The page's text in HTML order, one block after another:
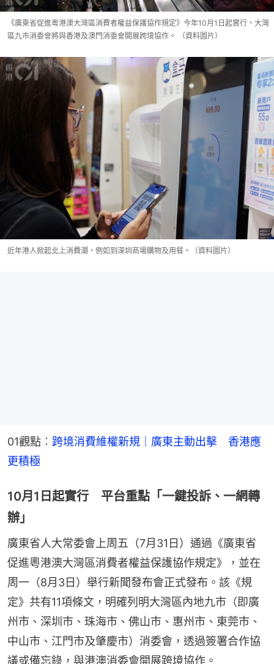
《廣東省促進粵港澳大灣區消費者權益保護協作規定》今年10月1日起實行，大灣
區九市消委會將與香港及澳門消委會開展跨境協作。 （資料圖片）
近年港人掀起北上消費潮，例如到深圳商場購物及用餐。（資料圖片）
01觀點︰ 跨境消費維權新規｜廣東主動出擊　香港應
更積極
10月1日起實行 平台重點「一鍵投訴、一網轉
辦」
廣東省人大常委會上周五（7月31日）通過《廣東省
促進粵港澳大灣區消費者權益保護協作規定》，並在
周一（8月3日）舉行新聞發布會正式發布。該《規
定》共有11項條文，明確列明大灣區內地九市（即廣
州市、深圳市、珠海市、佛山市、惠州市、東莞市、
中山市、江門市及肇慶市）消委會，透過簽署合作協
議或備忘錄，與港澳消委會開展跨境協作。